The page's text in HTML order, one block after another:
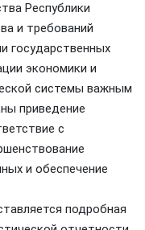
Республики
и требований
государственных
экономики и
системы важным
приведение
с
и обеспечение
подробная